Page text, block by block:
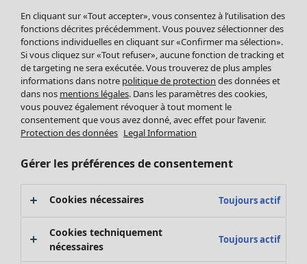
Leggings et collants
Accessoires
Chaussures
Vêtements de bain
Basics
Soldes Mobilier
Bonnes affaires déco
Décoration
Textiles
Tapis
Éponge
En cliquant sur «Tout accepter», vous consentez à l’utilisation des
fonctions décrites précédemment. Vous pouvez sélectionner des
fonctions individuelles en cliquant sur «Confirmer ma sélection».
Si vous cliquez sur «Tout refuser», aucune fonction de tracking et
de targeting ne sera exécutée. Vous trouverez de plus amples
informations dans notre politique de protection des données et
dans nos mentions légales. Dans les paramètres des cookies,
vous pouvez également révoquer à tout moment le
consentement que vous avez donné, avec effet pour l’avenir.
Protection des données Legal Information
Gérer les préférences de consentement
Cookies nécessaires Toujours actif
Cookies techniquement
nécessaires
Toujours actif